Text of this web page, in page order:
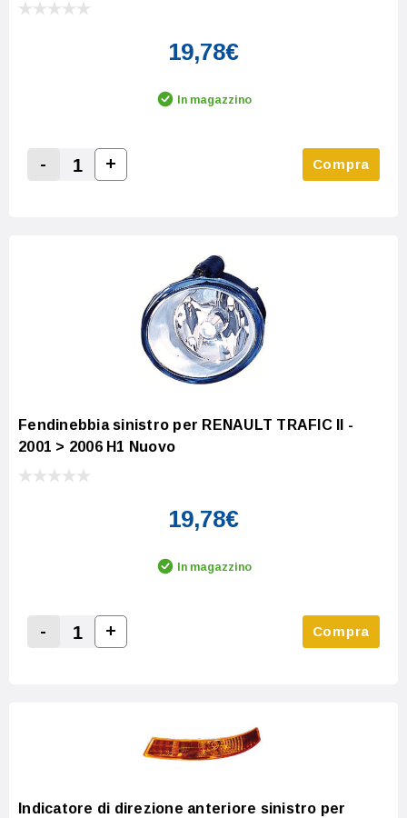
19,78€
In magazzino
Decrease Quantity:
-
Increase Quantity:
+ Compra
Fendinebbia sinistro per RENAULT TRAFIC II -
2001 > 2006 H1 Nuovo
19,78€
In magazzino
Decrease Quantity:
-
Increase Quantity:
+ Compra
Indicatore di direzione anteriore sinistro per